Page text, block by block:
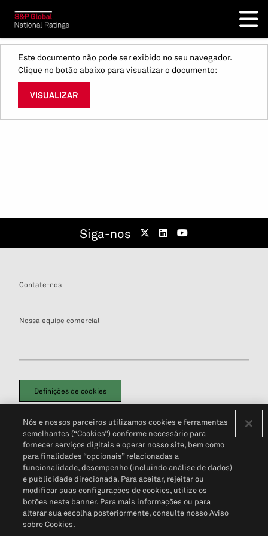
Este documento não pode ser exibido no seu navegador.
Clique no botão abaixo para visualizar o documento:
VISUALIZAR
Siga-nos
Contate-nos
Nossa equipe comercial
Definições de cookies
Política de PrivacidadePortal de privacidade do cliente (em inglês)
Não Venda Minhas Informações Pessoais© 2026 S&P Global
Nós e nossos parceiros utilizamos cookies e ferramentas
semelhantes (“Cookies”) conforme necessário para
fornecer serviços digitais e operar nosso site, bem como
para finalidades “opcionais” relacionadas a
funcionalidade, desempenho (incluindo análise de dados)
e publicidade direcionada. Para aceitar, rejeitar ou
modificar suas configurações de cookies, utilize os
botões neste banner. Para mais informações ou para
alterar sua escolha posteriormente, consulte nosso Aviso
sobre Cookies.